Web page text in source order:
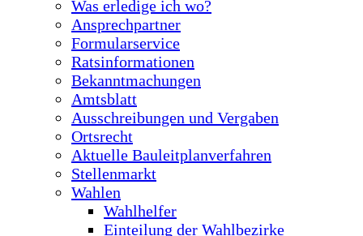
Was erledige ich wo?
Ansprechpartner
Formularservice
Ratsinformationen
Bekanntmachungen
Amtsblatt
Ausschreibungen und Vergaben
Ortsrecht
Aktuelle Bauleitplanverfahren
Stellenmarkt
Wahlen
Wahlhelfer
Einteilung der Wahlbezirke